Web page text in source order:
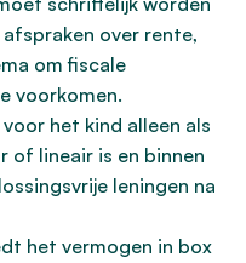
over rente,
om fiscale
voorkomen.
het kind alleen als
of lineair is en binnen
leningen na
het vermogen in box